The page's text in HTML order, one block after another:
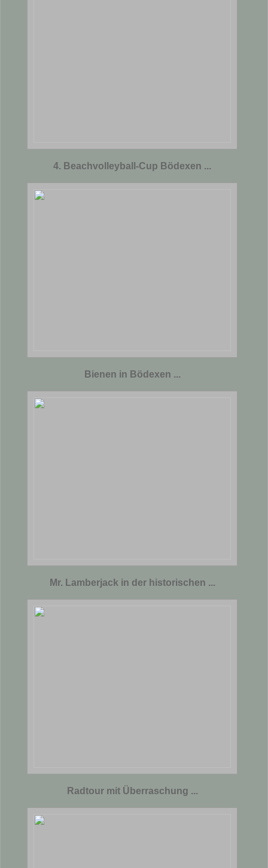
4. Beachvolleyball-Cup Bödexen ...
Bienen in Bödexen ...
Mr. Lamberjack in der historischen ...
Radtour mit Überraschung ...